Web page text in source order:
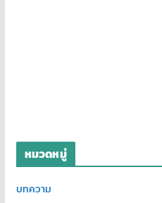
หมวดหมู่
บทความ